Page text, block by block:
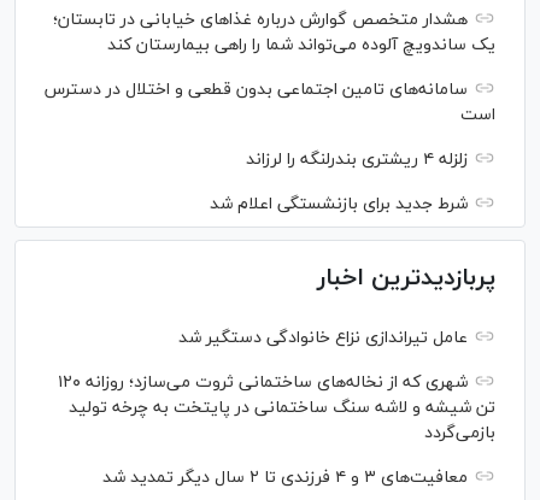
هشدار متخصص گوارش درباره غذا‌های خیابانی در تابستان؛
یک ساندویچ آلوده می‌تواند شما را راهی بیمارستان کند
سامانه‌های تامین اجتماعی بدون قطعی و اختلال در دسترس
است
زلزله ۴ ریشتری بندرلنگه را لرزاند
شرط جدید برای بازنشستگی اعلام شد
پربازدیدترین اخبار
عامل تیراندازی نزاع خانوادگی دستگیر شد
شهری که از نخاله‌های ساختمانی ثروت می‌سازد؛ روزانه ۱۲۰
تن شیشه و لاشه سنگ ساختمانی در پایتخت به چرخه تولید
بازمی‌گردد
معافیت‌های ۳ و ۴ فرزندی تا ۲ سال دیگر تمدید شد